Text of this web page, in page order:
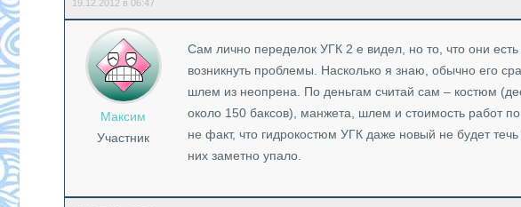
19.12.2012 в 06:47
Максим
Участник
Сам лично переделок УГК 2 е видел, но то, что они
возникнуть проблемы. Насколько я знаю, обычно его
шлем из неопрена. По деньгам считай сам – костюм
около 150 баксов), манжета, шлем и стоимость работ
не факт, что гидрокостюм УГК даже новый не будет
них заметно упало.